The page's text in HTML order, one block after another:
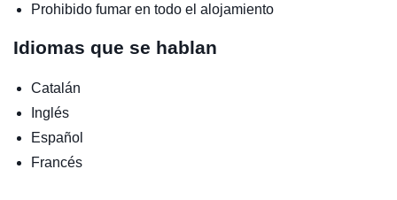
Prohibido fumar en todo el alojamiento
Idiomas que se hablan
Catalán
Inglés
Español
Francés